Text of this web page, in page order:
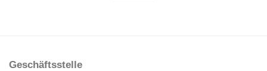
Geschäftsstelle